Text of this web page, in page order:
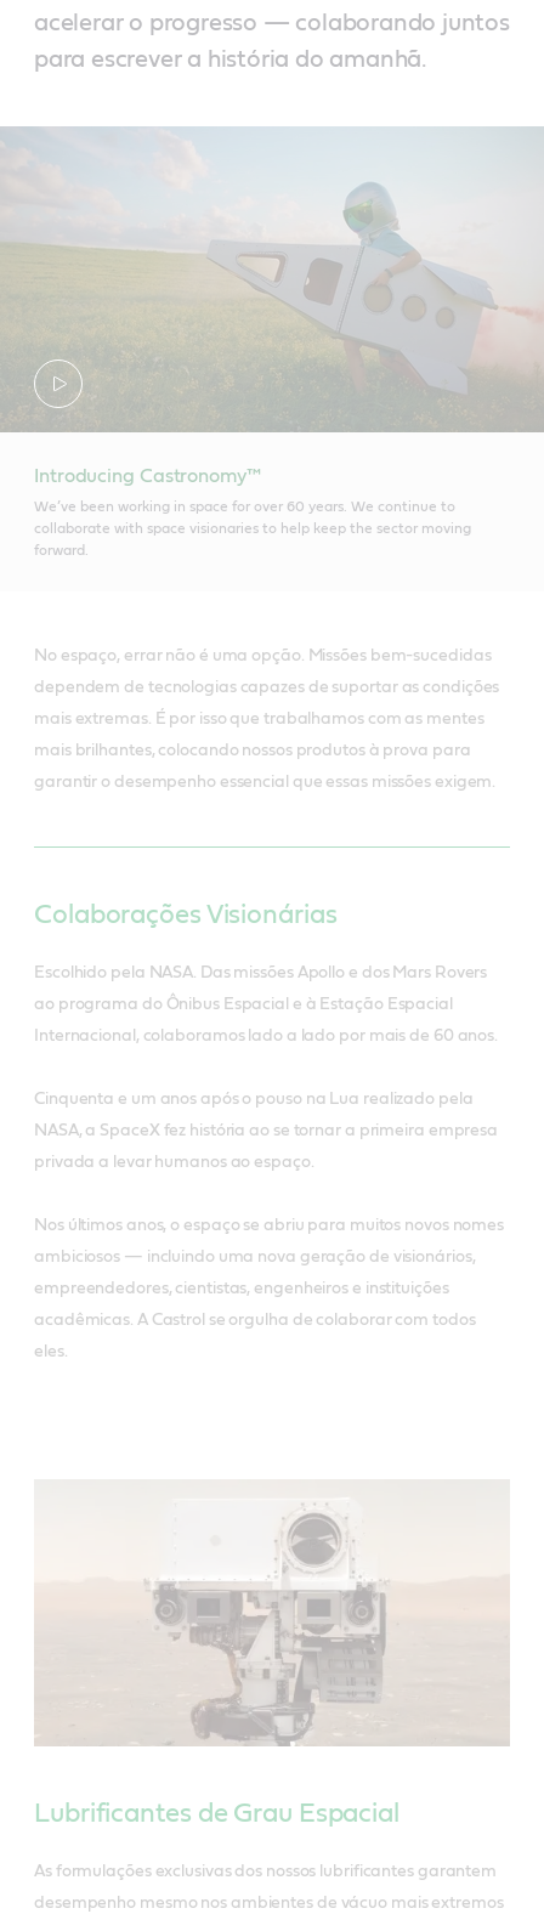
acelerar o progresso — colaborando juntos
para escrever a história do amanhã.
Introducing Castronomy™
We’ve been working in space for over 60 years. We continue to
collaborate with space visionaries to help keep the sector moving
forward.
No espaço, errar não é uma opção. Missões bem-sucedidas
dependem de tecnologias capazes de suportar as condições
mais extremas. É por isso que trabalhamos com as mentes
mais brilhantes, colocando nossos produtos à prova para
garantir o desempenho essencial que essas missões exigem.
Colaborações Visionárias
Escolhido pela NASA. Das missões Apollo e dos Mars Rovers
ao programa do Ônibus Espacial e à Estação Espacial
Internacional, colaboramos lado a lado por mais de 60 anos.
Cinquenta e um anos após o pouso na Lua realizado pela
NASA, a SpaceX fez história ao se tornar a primeira empresa
privada a levar humanos ao espaço.
Nos últimos anos, o espaço se abriu para muitos novos nomes
ambiciosos — incluindo uma nova geração de visionários,
empreendedores, cientistas, engenheiros e instituições
acadêmicas. A Castrol se orgulha de colaborar com todos
eles.
Lubrificantes de Grau Espacial
As formulações exclusivas dos nossos lubrificantes garantem
desempenho mesmo nos ambientes de vácuo mais extremos